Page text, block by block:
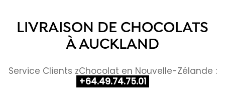
LIVRAISON DE CHOCOLATS
À AUCKLAND
Service Clients zChocolat en Nouvelle-Zélande :
+64.49.74.75.01